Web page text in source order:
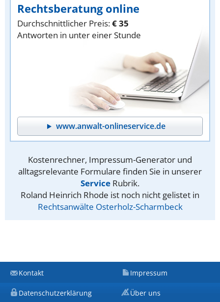
Rechtsberatung online
Durchschnittlicher Preis:€ 35
Antworten in unter einer Stunde
www.anwalt-onlineservice.de
Kostenrechner, Impressum-Generator und
alltagsrelevante Formulare finden Sie in unserer
Service Rubrik.
Roland Heinrich Rhode ist noch nicht gelistet in
Rechtsanwälte Osterholz-Scharmbeck
Kontakt Impressum
Datenschutzerklärung Über uns